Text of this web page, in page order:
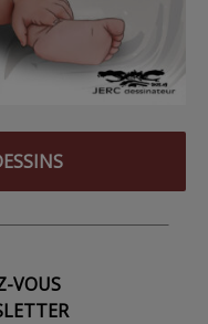
VOUS